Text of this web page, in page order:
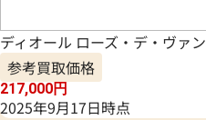
ディオール ローズ・デ・ヴァ
参考買取価格
217,000円
2025年9月17日時点